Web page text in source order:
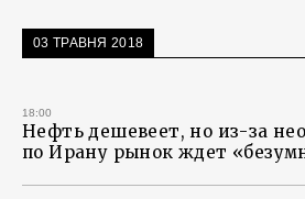
03 ТРАВНЯ 2018
18:00
Нефть дешевеет, но из-за
по Ирану рынок ждет